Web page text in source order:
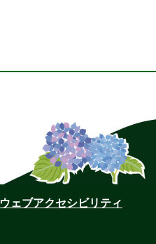
ウェブアクセシビリティ